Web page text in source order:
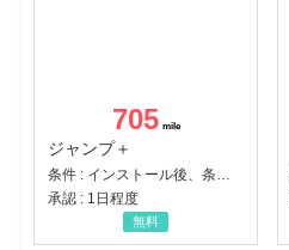
705
ジャンプ＋
承認 : 1日程度
無料